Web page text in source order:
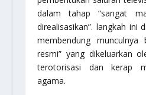
dalam tahap “sangat
direalisasikan”. langkah ini
membendung
resmi” yang dikeluarkan
terotorisasi dan kerap
agama.